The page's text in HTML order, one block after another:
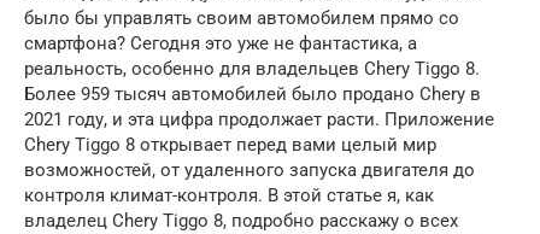
было бы управлять своим автомобилем прямо со
смартфона? Сегодня это уже не фантастика, а
реальность, особенно для владельцев Chery Tiggo 8.
Более 959 тысяч автомобилей было продано Chery в
2021 году, и эта цифра продолжает расти. Приложение
Chery Tiggo 8 открывает перед вами целый мир
возможностей, от удаленного запуска двигателя до
контроля климат-контроля. В этой статье я, как
владелец Chery Tiggo 8, подробно расскажу о всех